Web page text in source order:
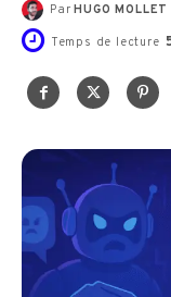
Par HUGO MOLLET
Temps de lecture